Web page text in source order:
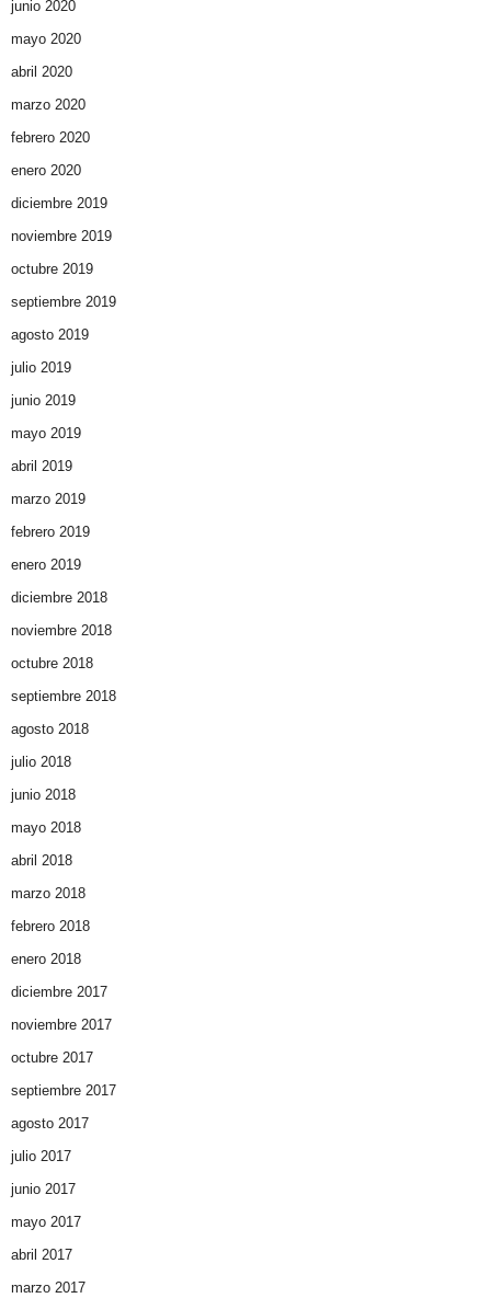
junio 2020
mayo 2020
abril 2020
marzo 2020
febrero 2020
enero 2020
diciembre 2019
noviembre 2019
octubre 2019
septiembre 2019
agosto 2019
julio 2019
junio 2019
mayo 2019
abril 2019
marzo 2019
febrero 2019
enero 2019
diciembre 2018
noviembre 2018
octubre 2018
septiembre 2018
agosto 2018
julio 2018
junio 2018
mayo 2018
abril 2018
marzo 2018
febrero 2018
enero 2018
diciembre 2017
noviembre 2017
octubre 2017
septiembre 2017
agosto 2017
julio 2017
junio 2017
mayo 2017
abril 2017
marzo 2017